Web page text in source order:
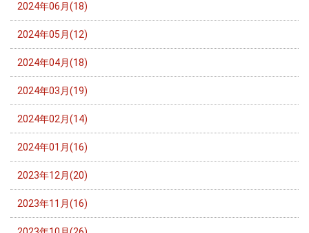
2024年06月(18)
2024年05月(12)
2024年04月(18)
2024年03月(19)
2024年02月(14)
2024年01月(16)
2023年12月(20)
2023年11月(16)